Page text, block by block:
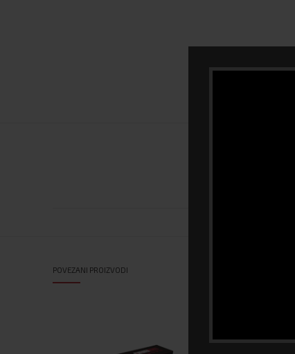
POVEZANI PROIZVODI